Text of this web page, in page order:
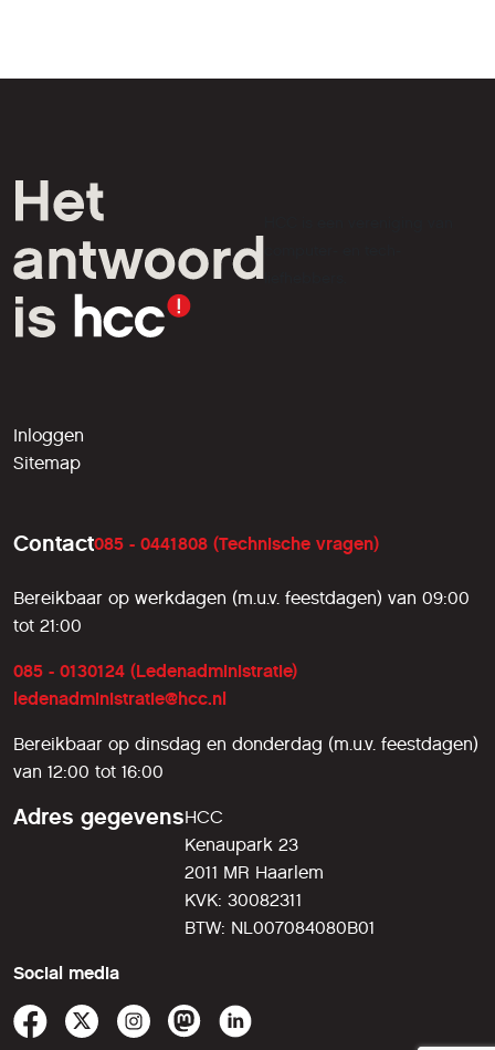
liefhebbers.
Inloggen
Sitemap
Contact085 - 0441808 (Technische vragen)
Bereikbaar op werkdagen (m.u.v. feestdagen) van 09:00
tot 21:00
085 - 0130124 (Ledenadministratie)
ledenadministratie@hcc.nl
Bereikbaar op dinsdag en donderdag (m.u.v. feestdagen)
van 12:00 tot 16:00
Adres gegevensHCC
Kenaupark 23
2011 MR Haarlem
KVK: 30082311
BTW: NL007084080B01
Social media